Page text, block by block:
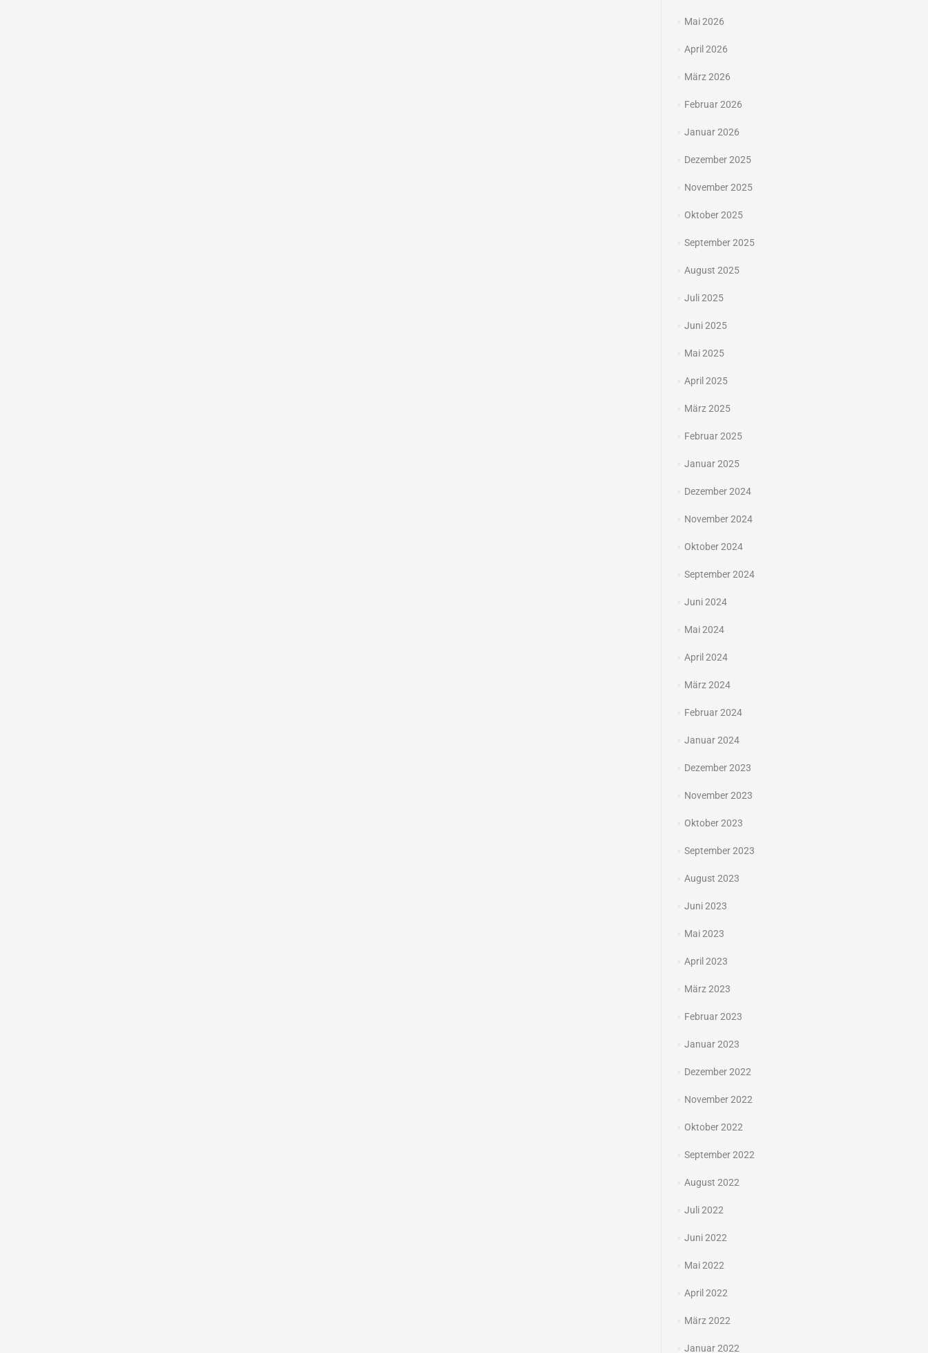
Mai 2026
April 2026
März 2026
Februar 2026
Januar 2026
Dezember 2025
November 2025
Oktober 2025
September 2025
August 2025
Juli 2025
Juni 2025
Mai 2025
April 2025
März 2025
Februar 2025
Januar 2025
Dezember 2024
November 2024
Oktober 2024
September 2024
Juni 2024
Mai 2024
April 2024
März 2024
Februar 2024
Januar 2024
Dezember 2023
November 2023
Oktober 2023
September 2023
August 2023
Juni 2023
Mai 2023
April 2023
März 2023
Februar 2023
Januar 2023
Dezember 2022
November 2022
Oktober 2022
September 2022
August 2022
Juli 2022
Juni 2022
Mai 2022
April 2022
März 2022
Januar 2022